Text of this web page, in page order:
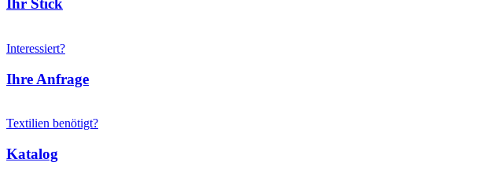
Ihr Stick
Interessiert?
Ihre Anfrage
Textilien benötigt?
Katalog